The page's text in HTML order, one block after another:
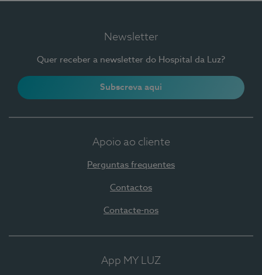
Newsletter
Quer receber a newsletter do Hospital da Luz?
Subscreva aqui
Apoio ao cliente
Perguntas frequentes
Contactos
Contacte-nos
App MY LUZ